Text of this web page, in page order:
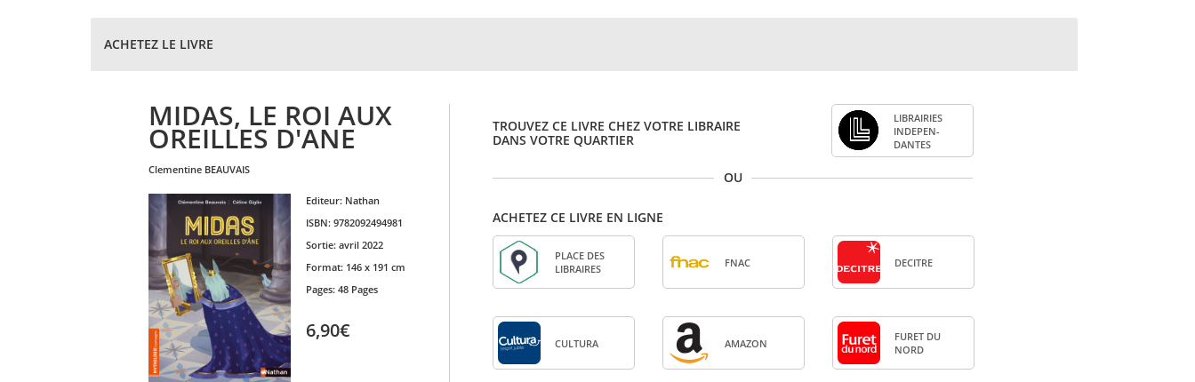
ACHETEZ LE LIVRE
MIDAS, LE ROI AUX
OREILLES D'ANE
clementine BEAUVAIS
Editeur: Nathan
ISBN: 9782092494981
Sortie: avril 2022
Format: 146 x 191 cm
Pages: 48 Pages
6,90€
TROUVEZ CE LIVRE CHEZ VOTRE LIBRAIRE
DANS VOTRE QUARTIER
LIBRAI­RIES
INDE­PEN­
DANTES
OU
ACHETEZ CE LIVRE EN LIGNE
PLACE DES
LIBRAIRES
FNAC DECITRE
CULTURA AMA­ZON
FURET DU
NORD